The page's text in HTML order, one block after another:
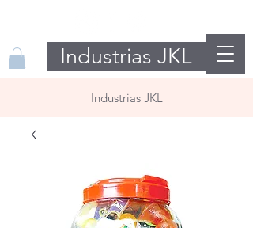
Industrias JKL
Industrias JKL